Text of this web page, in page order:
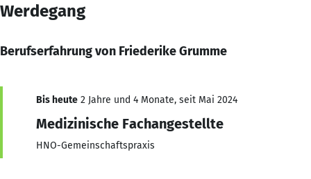
Werdegang
Berufserfahrung von Friederike Grumme
Bis heute 2 Jahre und 4 Monate, seit Mai 2024
Medizinische Fachangestellte
HNO-Gemeinschaftspraxis